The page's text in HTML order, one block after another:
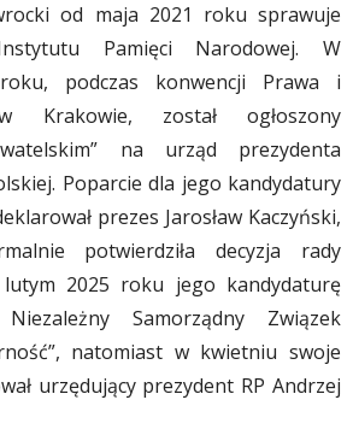
od maja 2021 roku sprawuje
Pamięci Narodowej. W
podczas konwencji Prawa i
Krakowie, został ogłoszony
na urząd prezydenta
Poparcie dla jego kandydatury
prezes Jarosław Kaczyński,
potwierdziła decyzja rady
lutym 2025 roku jego kandydaturę
Samorządny Związek
natomiast w kwietniu swoje
urzędujący prezydent RP Andrzej